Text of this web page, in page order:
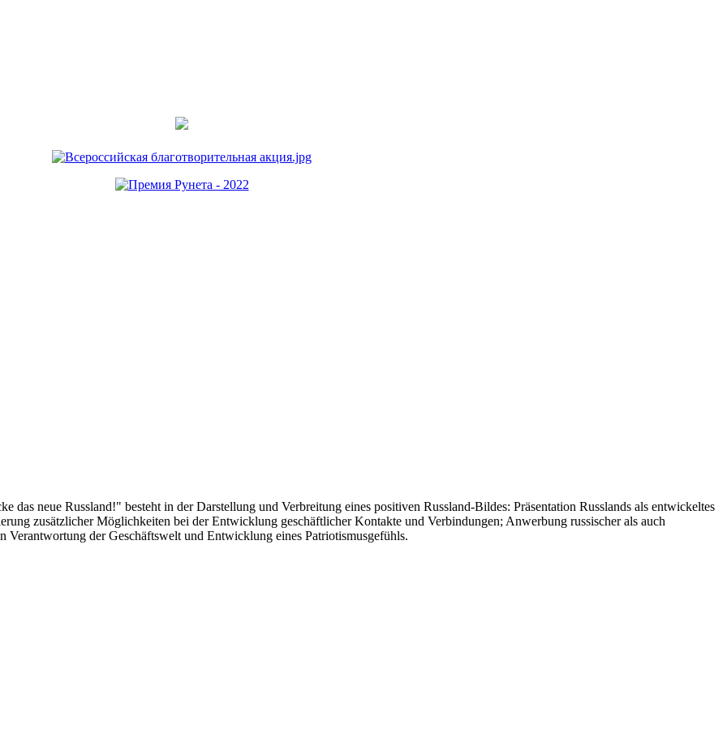
neue Russland!" besteht in der Darstellung und Verbreitung eines positiven Russland-Bildes: Präsentation Russlands als entwickeltes
zusätzlicher Möglichkeiten bei der Entwicklung geschäftlicher Kontakte und Verbindungen; Anwerbung russischer als auch
Verantwortung der Geschäftswelt und Entwicklung eines Patriotismusgefühls.